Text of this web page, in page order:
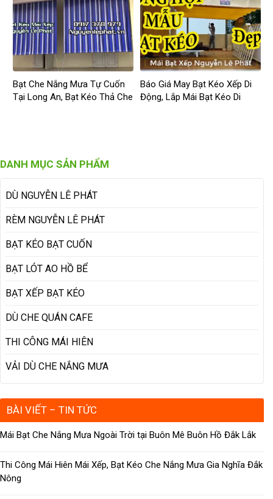
DANH MỤC SẢN PHẨM
DÙ NGUYỄN LÊ PHÁT
RÈM NGUYỄN LÊ PHÁT
BẠT KÉO BẠT CUỐN
BẠT LÓT AO HỒ BỂ
BẠT XẾP BẠT KÉO
DÙ CHE QUÁN CAFE
THI CÔNG MÁI HIÊN
VẢI DÙ CHE NẮNG MƯA
BÀI VIẾT – TIN TỨC
Mái Bạt Che Nắng Mưa Ngoài Trời tại Buôn Mê Buôn Hồ Đắk Lắk
Thi Công Mái Hiên Mái Xếp, Bạt Kéo Che Nắng Mưa Gia Nghĩa Đắk
Nông
Bạt Che Nắng Mưa Tự Cuốn
Tại Long An, Bạt Kéo Thả Che
Báo Giá May Bạt Kéo Xếp Di
Động, Lắp Mái Bạt Kéo Di